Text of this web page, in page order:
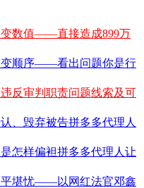
数值——直接造成899万
顺序——看出问题你是行
反审判职责问题线索及可
、毁弃被告拼多多代理人
怎样偏袒拼多多代理人让
平堪忧——以网红法官邓鑫